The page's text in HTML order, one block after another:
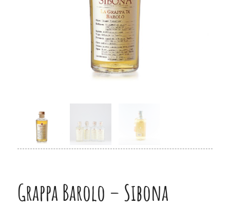
Grappa Barolo – Sibona